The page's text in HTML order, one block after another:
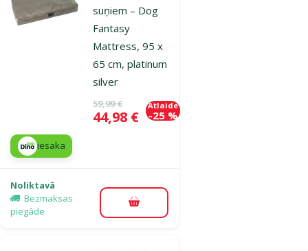
suņiem – Dog
Fantasy
Mattress, 95 x
65 cm, platinum
silver
Oriģinālā cena
59,99 €
Cena
44,98 €
Atlaide
-25 %
iesaka
Noliktavā
Bezmaksas
piegāde
Pievienot grozam